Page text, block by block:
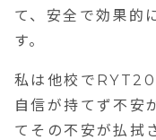
て、安全で効果的
す。
私は他校で
自信が持てず不安
てその不安が払拭